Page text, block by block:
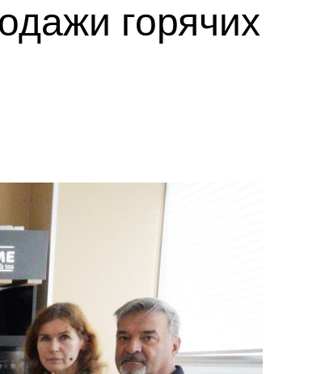
горячих